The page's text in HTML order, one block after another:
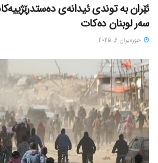
ئێران بە توندی ئیدانەی
سەر لوبنان دەکات
حوزه‌یران 6, 2025